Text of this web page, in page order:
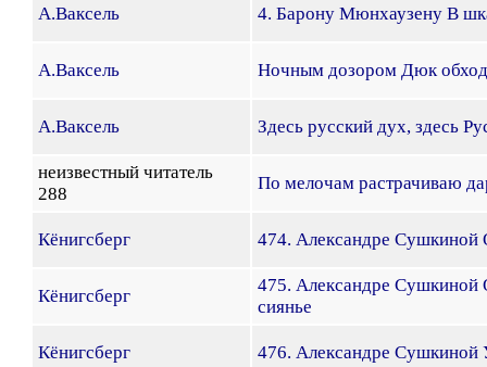
А.Ваксель 4. Барону Мюнхаузену В
А.Ваксель Ночным дозором Дюк
А.Ваксель Здесь русский дух, здесь
неизвестный читатель
288
По мелочам растрачиваю
Кёнигсберг 474. Александре Сушкиной
Кёнигсберг
475. Александре
сиянье
Кёнигсберг 476. Александре Сушкиной